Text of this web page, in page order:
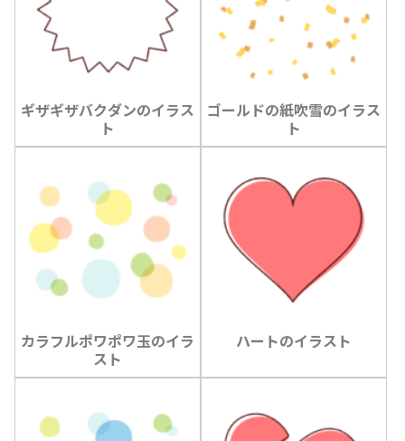
ギザギザバクダンのイラス
ト
ゴールドの紙吹雪のイラス
ト
カラフルポワポワ玉のイラ
スト
ハートのイラスト